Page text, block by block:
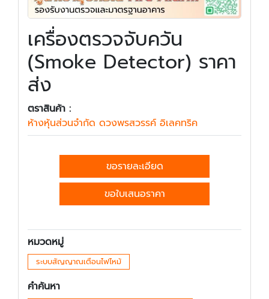
เครื่องตรวจจับควัน
(Smoke Detector) ราคา
ส่ง
ตราสินค้า :
ห้างหุ้นส่วนจำกัด ดวงพรสวรรค์ อิเลคทริค
ขอรายละเอียด
ขอใบเสนอราคา
หมวดหมู่
ระบบสัญญาณเตือนไฟไหม้
คำค้นหา